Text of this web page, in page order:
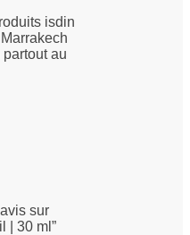
isdin
au
sur
| 30 ml”